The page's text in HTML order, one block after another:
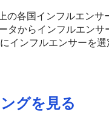
の各国インフルエンサ
タからインフルエンサ
インフルエンサーを選
グを見る